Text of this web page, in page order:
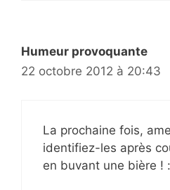
Humeur provoquante
22 octobre 2012 à 20:43
La prochaine fois,
identifiez-les après
en buvant une bière !